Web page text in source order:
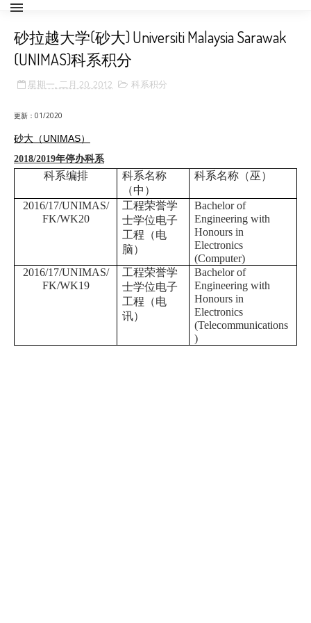
砂拉越大学(砂大) Universiti Malaysia Sarawak
(UNIMAS)科系积分
星期一, 二月 20, 2012 科系积分
更新：01/2020
砂大（UNIMAS）
2018/2019年停办科系
科系编排
科系名称
（中）
科系名称（巫）
2016/17/UNIMAS/
FK/WK20
工程荣誉学
士学位电子
工程（电
脑）
Bachelor of
Engineering with
Honours in
Electronics
(Computer)
2016/17/UNIMAS/
FK/WK19
工程荣誉学
士学位电子
工程（电
讯）
Bachelor of
Engineering with
Honours in
Electronics
(Telecommunications
)